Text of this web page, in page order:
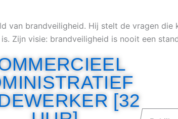
brandveiligheid. Hij stelt de vragen
Zijn visie: brandveiligheid is nooit een
[32